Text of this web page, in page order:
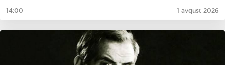
14:00 1 avqust 2026